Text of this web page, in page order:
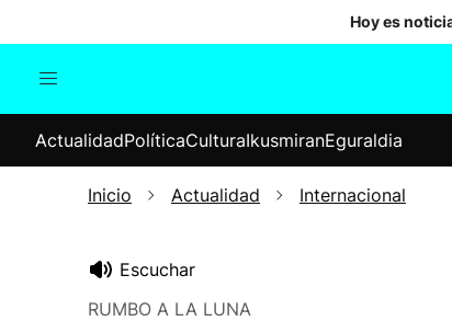
Hoy es
Internacional
Elecciones
ActualidadPolíticaCulturaIkusmiranEguraldia
Inicio Actualidad Internacional
Escuchar
RUMBO A LA LUNA